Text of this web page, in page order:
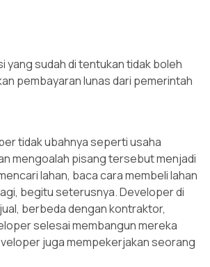
sudah di tentukan tidak boleh
pembayaran lunas dari pemerintah
tidak ubahnya seperti usaha
mengoalah pisang tersebut menjadi
lahan, baca cara membeli lahan
begitu seterusnya. Developer di
berbeda dengan kontraktor,
selesai membangun mereka
juga mempekerjakan seorang